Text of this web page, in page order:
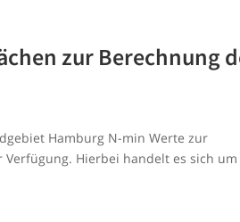
zur Berechnung
Hamburg N-min Werte zur
Hierbei handelt es sich um